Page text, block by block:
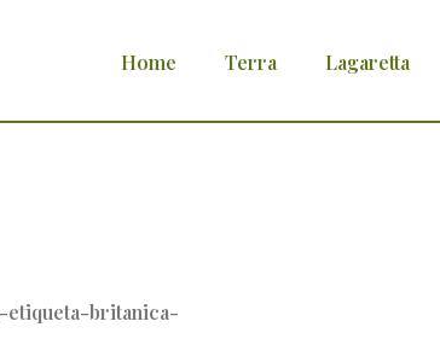
Home Terra Lagaretta
azeite-diz-a-etiqueta-britanica-